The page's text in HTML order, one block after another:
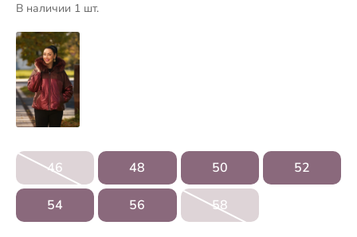
В наличии 1 шт.
46 48 50 52
54 56 58